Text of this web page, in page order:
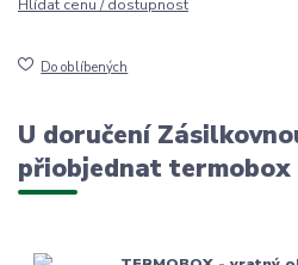
Hlídat cenu / dostupnost
Do oblíbených
U doručení
přiobjednat termobox